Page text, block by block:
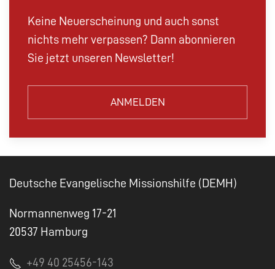
Keine Neuerscheinung und auch sonst
nichts mehr verpassen? Dann abonnieren
Sie jetzt unseren Newsletter!
ANMELDEN
Deutsche Evangelische Missionshilfe (DEMH)
Normannenweg 17-21
20537 Hamburg
+49 40 25456-143